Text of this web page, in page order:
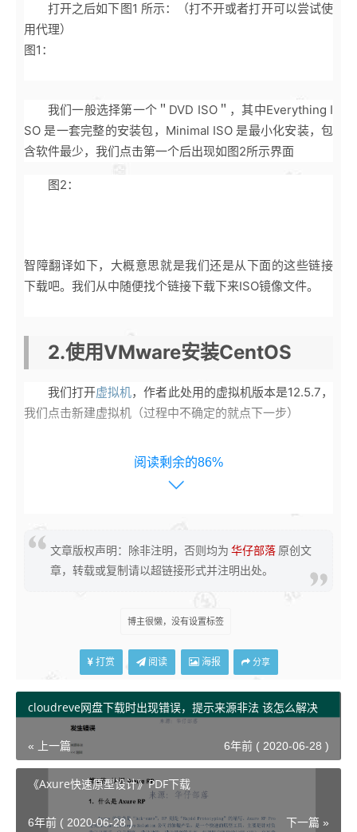
打开之后如下图1 所示：（打不开或者打开可以尝试使
用代理）
图1：
我们一般选择第一个＂DVD ISO＂，其中Everything I
SO 是一套完整的安装包，Minimal ISO 是最小化安装，包
含软件最少，我们点击第一个后出现如图2所示界面
图2：
智障翻译如下，大概意思就是我们还是从下面的这些链接
下载吧。我们从中随便找个链接下载下来ISO镜像文件。
2.使用VMware安装CentOS
我们打开虚拟机，作者此处用的虚拟机版本是12.5.7，
我们点击新建虚拟机（过程中不确定的就点下一步）
选择客户机系统，这里选择Linux
配置内存
配置网络
阅读剩余的86%
文章版权声明：除非注明，否则均为 华仔部落 原创文
章，转载或复制请以超链接形式并注明出处。
博主很懒，没有设置标签
打赏 阅读 海报 分享
cloudreve网盘下载时出现错误，提示来源非法 该怎么解决
« 上一篇 6年前 ( 2020-06-28 )
《Axure快速原型设计》PDF下载
下一篇 »
6年前 ( 2020-06-28 )